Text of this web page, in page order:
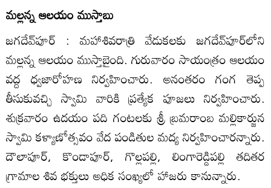
మల్లన్న ఆలయం ముస్తాబు
జగదేవ్‌పూర్‌ : మహాశివరాత్రి వేడుకలకు జగదేవ్‌పూర్‌లోని
మల్లన్న ఆలయం ముస్తాబైంది. గురువారం సాయంత్రం ఆలయం
వద్ద ధ్వజారోహణ నిర్వహించారు. అనంతరం గంగ తెప్ప
తీసుకువచ్చి స్వామి వారికి ప్రత్యేక పూజలు నిర్వహించారు.
శుక్రవారం ఉదయం పది గంటలకు శ్రీ బ్రమరాంబ మల్లికార్జున
స్వామి కళ్యాణోత్సవం వేద పండితుల మద్య నిర్వహించారన్నారు.
దౌలాపూర్‌, కొండాపూర్‌, గొల్లపల్లి, లింగారెడ్డిపల్లి తదితర
గ్రామాల శివ భక్తులు అధిక సంఖ్యలో హాజరు కానున్నారు.